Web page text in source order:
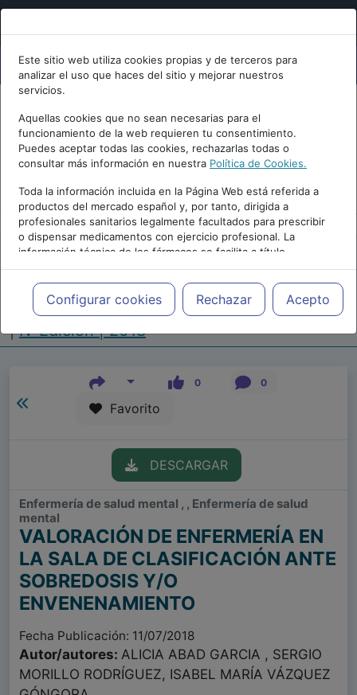
Este sitio web utiliza cookies propias y de terceros para
analizar el uso que haces del sitio y mejorar nuestros
servicios.
Aquellas cookies que no sean necesarias para el
funcionamiento de la web requieren tu consentimiento.
Puedes aceptar todas las cookies, rechazarlas todas o
consultar más información en nuestra Política de Cookies.
Toda la información incluida en la Página Web está referida a
productos del mercado español y, por tanto, dirigida a
profesionales sanitarios legalmente facultados para prescribir
o dispensar medicamentos con ejercicio profesional. La
información técnica de los fármacos se facilita a título
meramente informativo, siendo responsabilidad de los
profesionales facultados prescribir medicamentos y decidir, en
cada caso concreto, el tratamiento más adecuado a las
necesidades del paciente.
Configurar cookies Rechazar Acepto
Repositorio de Artículos |Congreso Virtual
Internacional de Enfermería en Salud Mental
|IV Edición | 2018
0 0
Favorito
DESCARGAR
Enfermería de salud mental , , Enfermería de salud
mental
VALORACIÓN DE ENFERMERÍA EN
LA SALA DE CLASIFICACIÓN ANTE
SOBREDOSIS Y/O
ENVENENAMIENTO
Fecha Publicación: 11/07/2018
Autor/autores: ALICIA ABAD GARCIA , SERGIO
MORILLO RODRÍGUEZ, ISABEL MARÍA VÁZQUEZ